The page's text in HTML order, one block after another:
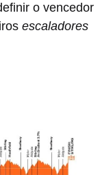
o vencedor
escaladores